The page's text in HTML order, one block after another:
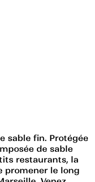
sable fin. Protégée
de sable
restaurants, la
promener le long